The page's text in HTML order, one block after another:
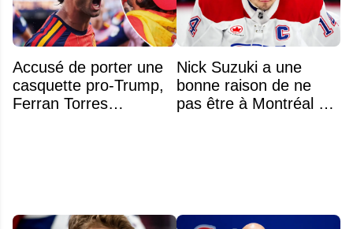
Accusé de porter une
casquette pro-Trump,
Ferran Torres
Nick Suzuki a une
bonne raison de ne
pas être à Montréal cet